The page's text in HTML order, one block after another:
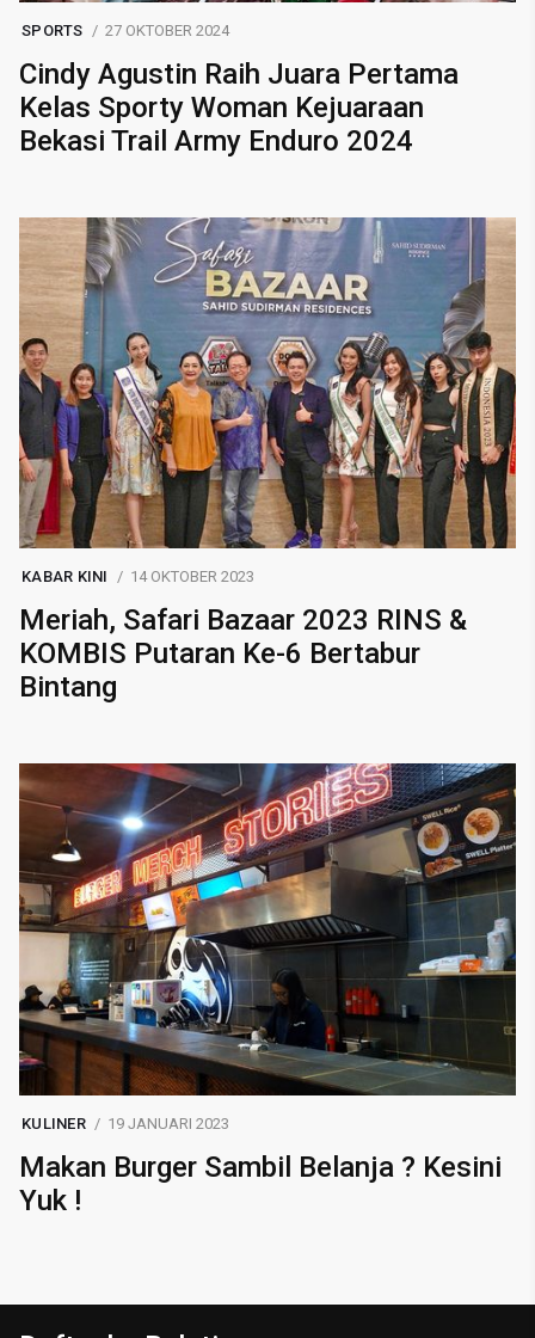
SPORTS 27 OKTOBER 2024
Cindy Agustin Raih Juara Pertama
Kelas Sporty Woman Kejuaraan
Bekasi Trail Army Enduro 2024
KABAR KINI 14 OKTOBER 2023
Meriah, Safari Bazaar 2023 RINS &
KOMBIS Putaran Ke-6 Bertabur
Bintang
KULINER 19 JANUARI 2023
Makan Burger Sambil Belanja ? Kesini
Yuk !